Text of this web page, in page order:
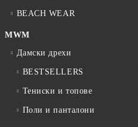
BEACH WEAR
MWM
Дамски дрехи
BESTSELLERS
Тениски и топове
Поли и панталони